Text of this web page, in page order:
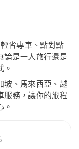
省專車、點對點
論是一人旅行還是
。
坡、馬來西亞、越
服務，讓你的旅程
。